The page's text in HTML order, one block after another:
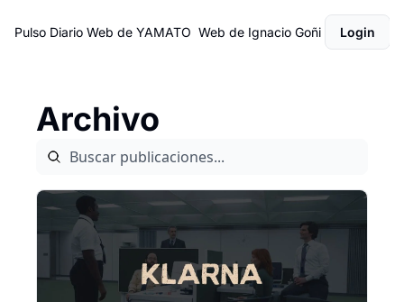
Pulso Diario Web de YAMATO Web de Ignacio Goñi Login
Archivo